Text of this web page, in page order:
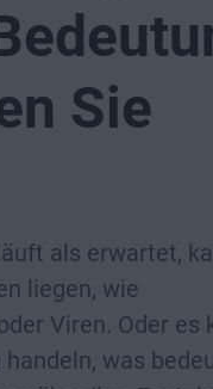
Sie
als erwartet,
liegen, wie
Viren. Oder es
was